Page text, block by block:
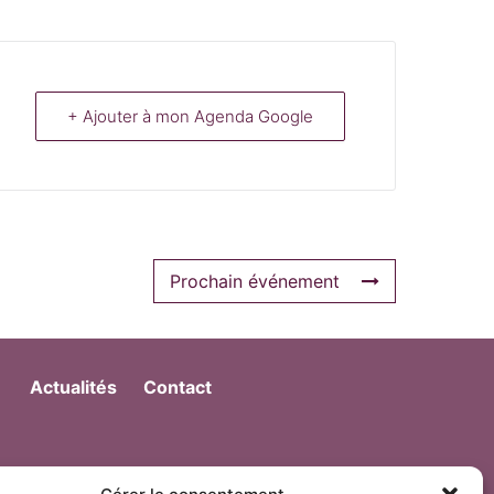
+ Ajouter à mon Agenda Google
Prochain événement
Actualités Contact